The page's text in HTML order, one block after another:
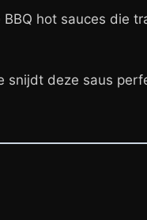
hot sauces
snijdt deze saus